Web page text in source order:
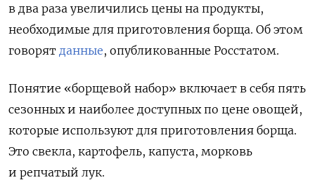
в два раза увеличились цены на продукты,
необходимые для приготовления борща. Об этом
говорят данные, опубликованные Росстатом.
Понятие «борщевой набор» включает в себя пять
сезонных и наиболее доступных по цене овощей,
которые используют для приготовления борща.
Это свекла, картофель, капуста, морковь
и репчатый лук.